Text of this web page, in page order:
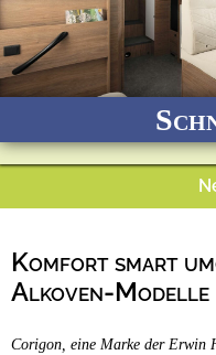
Komfort smart
Alkoven-Modelle
Corigon, eine Marke der Erwin